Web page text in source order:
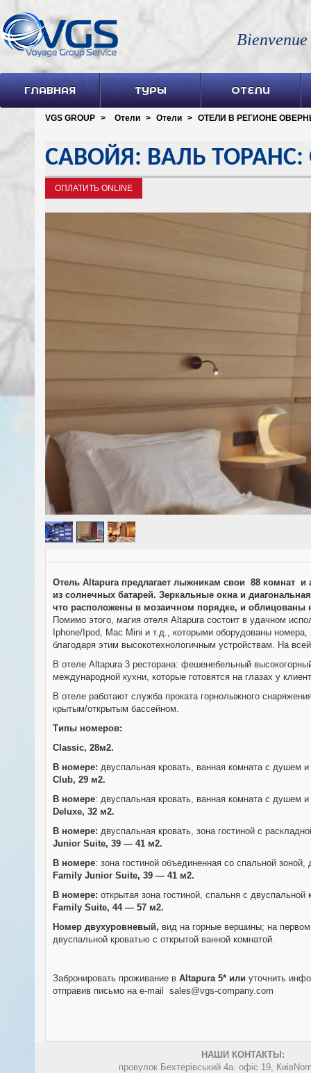
ГЛАВНАЯ ТУРЫ ОТЕЛИ
VGS GROUP > Отели > Отели > ОТЕЛИ В РЕГИОНЕ
САВОЙЯ: ВАЛЬ ТОРАНС:
ОПЛАТИТЬ ONLINE
Отель Altapura предлагает лыжникам свои 88 комнат
из солнечных батарей. Зеркальные окна и
что расположены в мозаичном порядке, и
Помимо этого, магия отеля Altapura состоит в удачном
Iphone/Ipod, Mac Mini и т.д., которыми оборудованы
благодаря этим высокотехнологичным устройствам. На
В отеле Altapura 3 ресторана: фешенебельный
международной кухни, которые готовятся на глазах у
В отеле работают служба проката горнолыжного
крытым/открытым бассейном.
Типы номеров:
Classic, 28м2.
В номере: двуспальная кровать, ванная комната с душем
Club, 29 м2.
В номере: двуспальная кровать, ванная комната с душем и
Deluxe, 32 м2.
В номере: двуспальная кровать, зона гостиной с
Junior Suite, 39 — 41 м2.
В номере: зона гостиной объединенная со спальной
Family Junior Suite, 39 — 41 м2.
В номере: открытая зона гостиной, спальня с
Family Suite, 44 — 57 м2.
Номер двухуровневый, вид на горные вершины; на
двуспальной кроватью с открытой ванной комнатой.
Забронировать проживание в Altapura 5* или уточнить
отправив письмо на e-mail sales@vgs-company.com
НАШИ КОНТАКТЫ:
провулок Бехтерівський 4а. офіс 19, Киів